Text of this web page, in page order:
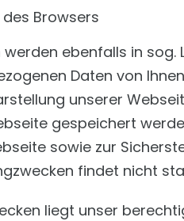
Browsers
ebenfalls in
Daten von
unserer
gespeichert
sowie zur
findet nicht
liegt unser